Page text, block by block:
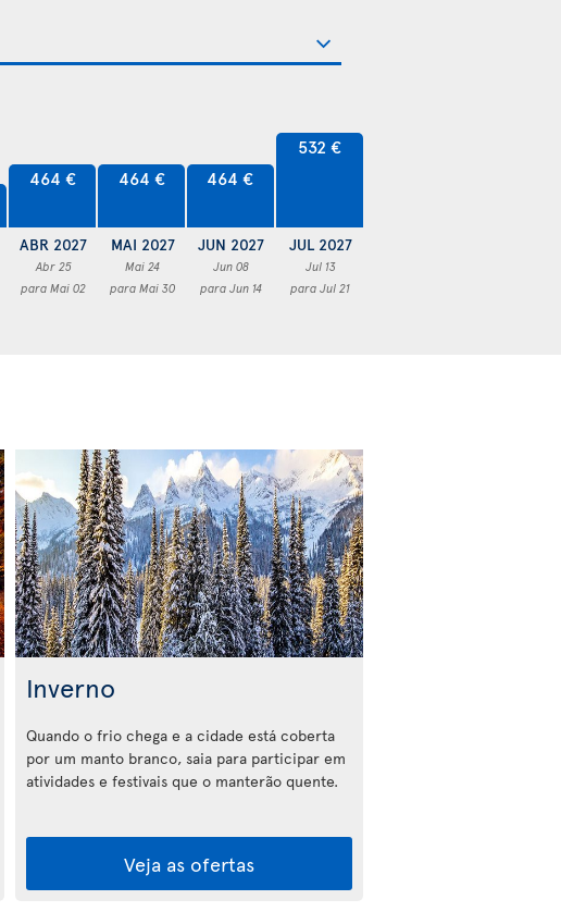
464 €
ABR 2027
Abr 25
para Mai 02
464 €
MAI 2027
Mai 24
para Mai 30
464 €
JUN 2027
Jun 08
para Jun 14
532 €
JUL 2027
Jul 13
para Jul 21
Inverno
Quando o frio chega e a cidade está coberta
por um manto branco, saia para participar em
atividades e festivais que o manterão quente.
Veja as ofertas